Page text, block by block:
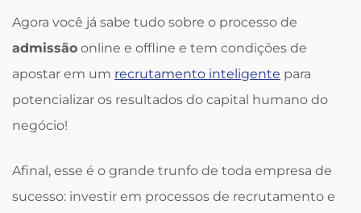
Agora você já sabe tudo sobre o processo de
admissão online e offline e tem condições de
apostar em um recrutamento inteligente para
potencializar os resultados do capital humano do
negócio!
Afinal, esse é o grande trunfo de toda empresa de
sucesso: investir em processos de recrutamento e